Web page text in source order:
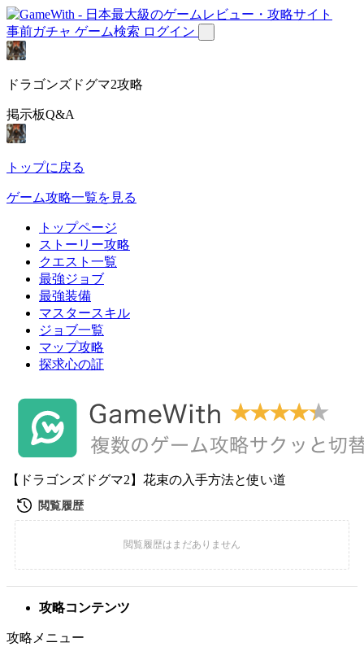
事前ガチャ ゲーム検索 ログイン
ドラゴンズドグマ2攻略
掲示板Q&A
トップに戻る
ゲーム攻略一覧を見る
トップページ
ストーリー攻略
クエスト一覧
最強ジョブ
最強装備
マスタースキル
ジョブ一覧
マップ攻略
探求心の証
【ドラゴンズドグマ2】花束の入手方法と使い道
攻略コンテンツ
攻略メニュー